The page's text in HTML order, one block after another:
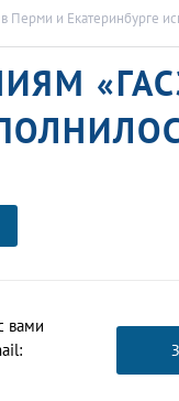
Перми и Екатеринбурге
вами